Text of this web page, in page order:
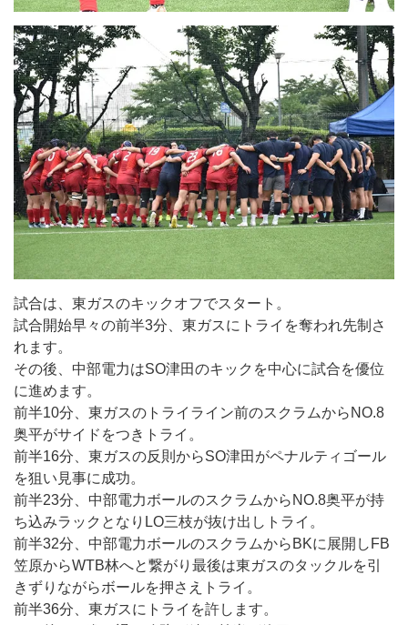
試合は、東ガスのキックオフでスタート。
試合開始早々の前半3分、東ガスにトライを奪われ先制さ
れます。
その後、中部電力はSO津田のキックを中心に試合を優位
に進めます。
前半10分、東ガスのトライライン前のスクラムからNO.8
奥平がサイドをつきトライ。
前半16分、東ガスの反則からSO津田がペナルティゴール
を狙い見事に成功。
前半23分、中部電力ボールのスクラムからNO.8奥平が持
ち込みラックとなりLO三枝が抜け出しトライ。
前半32分、中部電力ボールのスクラムからBKに展開しFB
笠原からWTB林へと繋がり最後は東ガスのタックルを引
きずりながらボールを押さえトライ。
前半36分、東ガスにトライを許します。